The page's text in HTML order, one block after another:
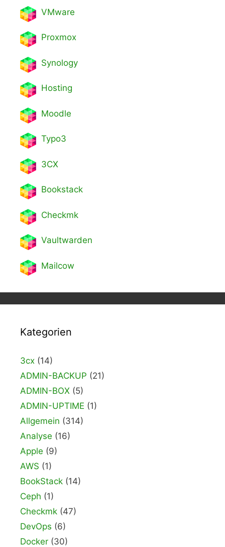
VMware
Proxmox
Synology
Hosting
Moodle
Typo3
3CX
Bookstack
Checkmk
Vaultwarden
Mailcow
Kategorien
3cx (14)
ADMIN-BACKUP (21)
ADMIN-BOX (5)
ADMIN-UPTIME (1)
Allgemein (314)
Analyse (16)
Apple (9)
AWS (1)
BookStack (14)
Ceph (1)
Checkmk (47)
DevOps (6)
Docker (30)